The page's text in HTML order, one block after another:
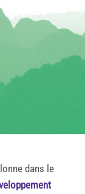
dans le